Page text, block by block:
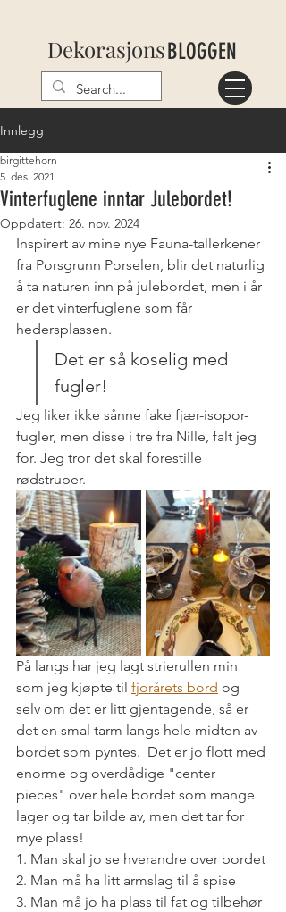
DekorasjonsBLOGGEN
Innlegg
Vinterfuglene inntar Julebordet!
birgittehorn
5. des. 2021
Oppdatert: 26. nov. 2024
Inspirert av mine nye Fauna-tallerkener
fra Porsgrunn Porselen, blir det naturlig
å ta naturen inn på julebordet, men i år
er det vinterfuglene som får
hedersplassen.
Det er så koselig med
fugler!
Jeg liker ikke sånne fake fjær-isopor-
fugler, men disse i tre fra Nille, falt jeg
for. Jeg tror det skal forestille
rødstruper.
På langs har jeg lagt strierullen min
som jeg kjøpte til fjorårets bord og
selv om det er litt gjentagende, så er
det en smal tarm langs hele midten av
bordet som pyntes.  Det er jo flott med
enorme og overdådige "center
pieces" over hele bordet som mange
lager og tar bilde av, men det tar for
mye plass!
1. Man skal jo se hverandre over bordet
2. Man må ha litt armslag til å spise
3. Man må jo ha plass til fat og tilbehør